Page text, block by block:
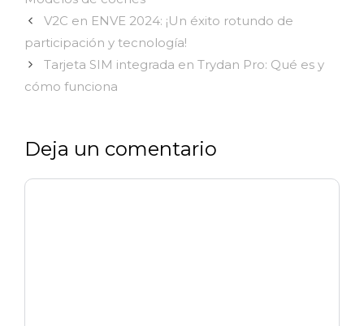
V2C en ENVE 2024: ¡Un éxito rotundo de
participación y tecnología!
Tarjeta SIM integrada en Trydan Pro: Qué es y
cómo funciona
Deja un comentario
Comentario
Nombre
Correo
Web